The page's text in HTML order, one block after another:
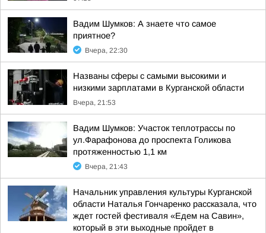
Вадим Шумков: А знаете что самое
приятное?
Вчера, 22:30
Названы сферы с самыми высокими и
низкими зарплатами в Курганской области
Вчера, 21:53
Вадим Шумков: Участок теплотрассы по
ул.Фарафонова до проспекта Голикова
протяженностью 1,1 км
Вчера, 21:43
Начальник управления культуры Курганской
области Наталья Гончаренко рассказала, что
ждет гостей фестиваля «Едем на Савин»,
который в эти выходные пройдет в